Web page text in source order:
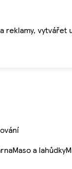
Maso a lahůdky